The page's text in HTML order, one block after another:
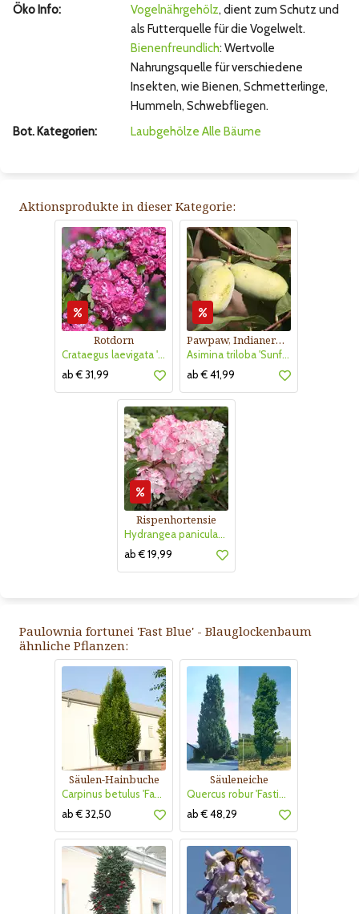
Öko Info:
Vogelnährgehölz, dient zum Schutz und
als Futterquelle für die Vogelwelt.
Bienenfreundlich: Wertvolle
Nahrungsquelle für verschiedene
Insekten, wie Bienen, Schmetterlinge,
Hummeln, Schwebfliegen.
Bot. Kategorien:
Laubgehölze Alle Bäume
Aktionsprodukte in dieser Kategorie:
Rotdorn
Crataegus laevigata 'Pauls Scarlet'
ab € 31,99
Pawpaw, Indianerbanane
Asimina triloba 'Sunflower'
ab € 41,99
Rispenhortensie
Hydrangea paniculata 'Vanille Fraise'
ab € 19,99
Paulownia fortunei 'Fast Blue' - Blauglockenbaum
ähnliche Pflanzen:
Säulen-Hainbuche
Carpinus betulus 'Fastigiata'
ab € 32,50
Säuleneiche
Quercus robur 'Fastigiata'
ab € 48,29